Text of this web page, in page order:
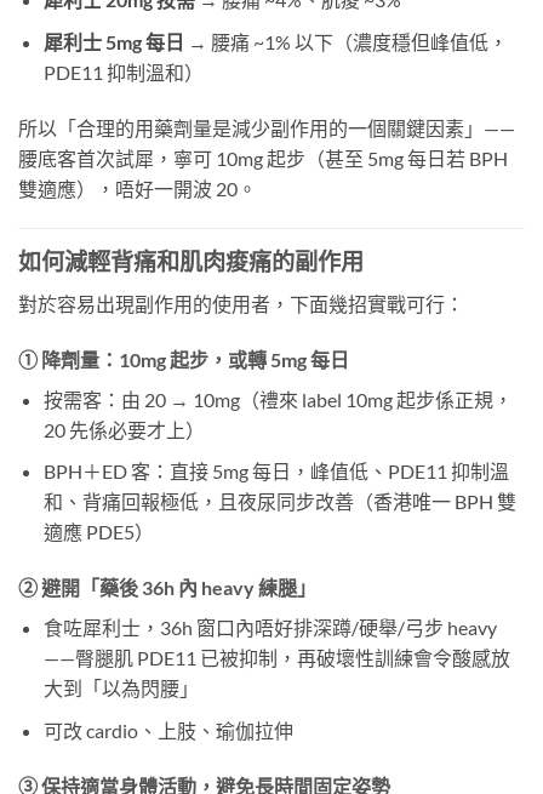
犀利士 5mg 每日 ​ → 腰痛 ~1% 以下（濃度穩但峰值低，
PDE11 抑制溫和）
所以「合理的用藥劑量是減少副作用的一個關鍵因素」——
腰底客首次試犀，寧可 10mg 起步（甚至 5mg 每日若 BPH
雙適應），唔好一開波 20。
如何減輕背痛和肌肉痠痛的副作用
對於容易出現副作用的使用者，下面幾招實戰可行：
① 降劑量：10mg 起步，或轉 5mg 每日
按需客：由 20 → 10mg（禮來 label 10mg 起步係正規，
20 先係必要才上）
BPH＋ED 客：直接 5mg 每日，峰值低、PDE11 抑制溫
和、背痛回報極低，且夜尿同步改善（香港唯一 BPH 雙
適應 PDE5）
② 避開「藥後 36h 內 heavy 練腿」
食咗犀利士，36h 窗口內唔好排深蹲/硬舉/弓步 heavy
——臀腿肌 PDE11 已被抑制，再破壞性訓練會令酸感放
大到「以為閃腰」
可改 cardio、上肢、瑜伽拉伸
③ 保持適當身體活動，避免長時間固定姿勢